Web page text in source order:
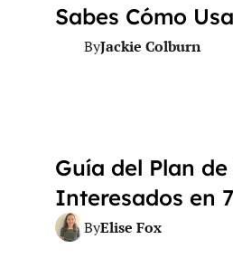
Sabes Cómo
ByJackie Colburn
Guía del Plan
Interesados en
ByElise Fox